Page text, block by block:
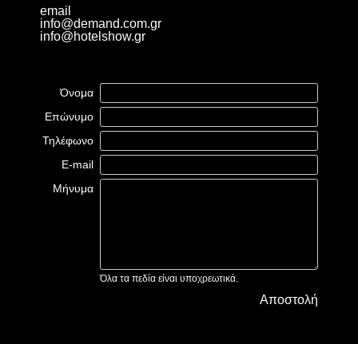
email
info@demand.com.gr
info@hotelshow.gr
Όνομα
Επώνυμο
Τηλέφωνο
E-mail
Μήνυμα
Όλα τα πεδία είναι υποχρεωτικά.
Αποστολή